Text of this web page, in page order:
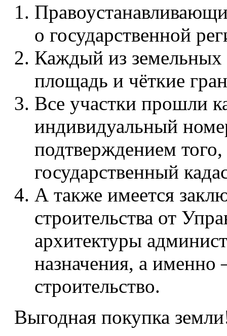
о государственной
Каждый из земельных
площадь и чёткие
Все участки прошли
индивидуальный
подтверждением того,
государственный
А также имеется
строительства от
архитектуры
назначения, а
строительство.
Выгодная покупка